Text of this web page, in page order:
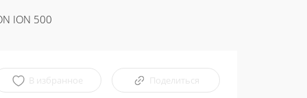
ION 500
В избранное Поделиться